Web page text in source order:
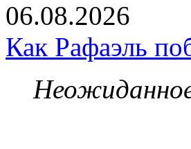
06.08.2026
Как Рафаэль